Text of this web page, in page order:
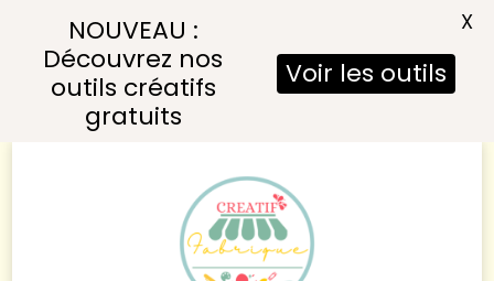
NOUVEAU :
Découvrez nos
outils créatifs
gratuits
Voir les outils
X